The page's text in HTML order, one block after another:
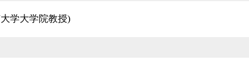
学大学院教授)